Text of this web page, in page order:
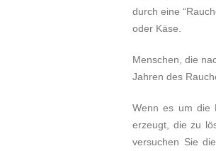
durch eine
oder Käse.
Menschen, die
Jahren des
Wenn es um die
erzeugt, die zu
versuchen Sie